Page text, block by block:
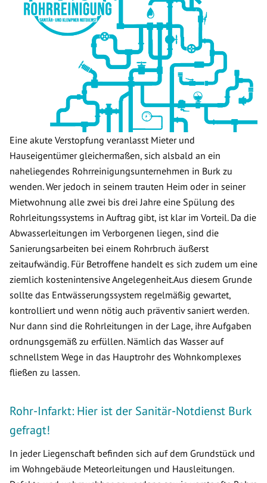
Eine akute Verstopfung veranlasst Mieter und
Hauseigentümer gleichermaßen, sich alsbald an ein
naheliegendes Rohrreinigungsunternehmen in Burk zu
wenden. Wer jedoch in seinem trauten Heim oder in seiner
Mietwohnung alle zwei bis drei Jahre eine Spülung des
Rohrleitungssystems in Auftrag gibt, ist klar im Vorteil. Da die
Abwasserleitungen im Verborgenen liegen, sind die
Sanierungsarbeiten bei einem Rohrbruch äußerst
zeitaufwändig. Für Betroffene handelt es sich zudem um eine
ziemlich kostenintensive Angelegenheit.Aus diesem Grunde
sollte das Entwässerungssystem regelmäßig gewartet,
kontrolliert und wenn nötig auch präventiv saniert werden.
Nur dann sind die Rohrleitungen in der Lage, ihre Aufgaben
ordnungsgemäß zu erfüllen. Nämlich das Wasser auf
schnellstem Wege in das Hauptrohr des Wohnkomplexes
fließen zu lassen.
Rohr-Infarkt: Hier ist der Sanitär-Notdienst Burk
gefragt!
In jeder Liegenschaft befinden sich auf dem Grundstück und
im Wohngebäude Meteorleitungen und Hausleitungen.